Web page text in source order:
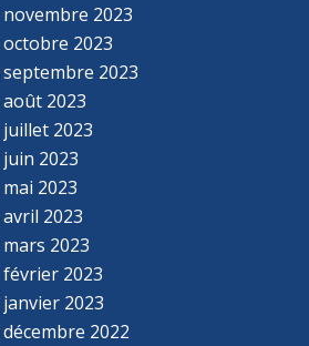
novembre 2023
octobre 2023
septembre 2023
août 2023
juillet 2023
juin 2023
mai 2023
avril 2023
mars 2023
février 2023
janvier 2023
décembre 2022